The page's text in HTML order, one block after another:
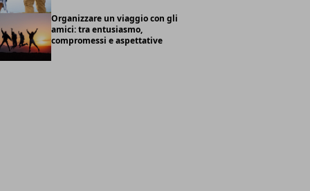
Organizzare un viaggio con gli
amici: tra entusiasmo,
compromessi e aspettative